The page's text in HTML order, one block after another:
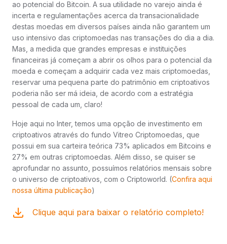
ao potencial do Bitcoin. A sua utilidade no varejo ainda é
incerta e regulamentações acerca da transacionalidade
destas moedas em diversos países ainda não garantem um
uso intensivo das criptomoedas nas transações do dia a dia.
Mas, a medida que grandes empresas e instituições
financeiras já começam a abrir os olhos para o potencial da
moeda e começam a adquirir cada vez mais criptomoedas,
reservar uma pequena parte do patrimônio em criptoativos
poderia não ser má ideia, de acordo com a estratégia
pessoal de cada um, claro!
Hoje aqui no Inter, temos uma opção de investimento em
criptoativos através do fundo Vitreo Criptomoedas, que
possui em sua carteira teórica 73% aplicados em Bitcoins e
27% em outras criptomoedas. Além disso, se quiser se
aprofundar no assunto, possuímos relatórios mensais sobre
o universo de criptoativos, com o Criptoworld. (Confira aqui
nossa última publicação)
Clique aqui para baixar o relatório completo!